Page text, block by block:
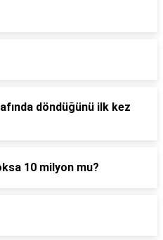
döndüğünü ilk kez
10 milyon mu?